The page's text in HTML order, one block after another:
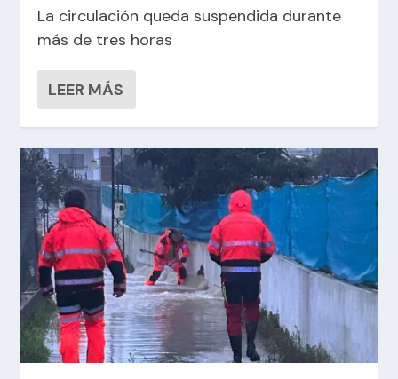
La circulación queda suspendida durante
más de tres horas
LEER MÁS